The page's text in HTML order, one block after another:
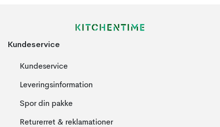
Kundeservice
Kundeservice
Leveringsinformation
Spor din pakke
Returerret & reklamationer